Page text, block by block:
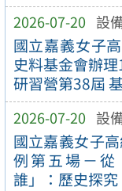
2026-07-20 設
國立嘉義女子
史料基金會辦
研習營第38屆
2026-07-20 設
國立嘉義女子
例第五場－
誰」：歷史探